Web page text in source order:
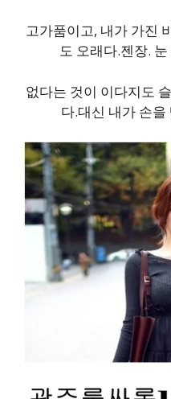
고가품이고, 내가 가진
도 오래다.젠장.
없다는 것이 이다지도
다.대신 내가 손